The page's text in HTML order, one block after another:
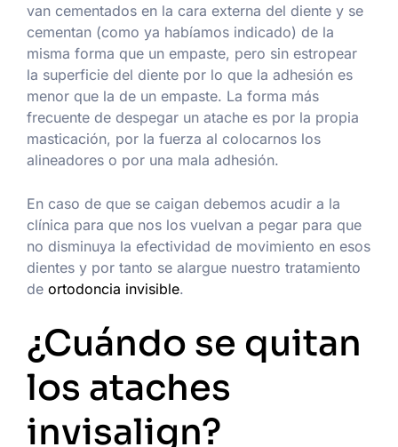
van cementados en la cara externa del diente y se
cementan (como ya habíamos indicado) de la
misma forma que un empaste, pero sin estropear
la superficie del diente por lo que la adhesión es
menor que la de un empaste. La forma más
frecuente de despegar un atache es por la propia
masticación, por la fuerza al colocarnos los
alineadores o por una mala adhesión.
En caso de que se caigan debemos acudir a la
clínica para que nos los vuelvan a pegar para que
no disminuya la efectividad de movimiento en esos
dientes y por tanto se alargue nuestro tratamiento
de ortodoncia invisible.
¿Cuándo se quitan
los ataches
invisalign?